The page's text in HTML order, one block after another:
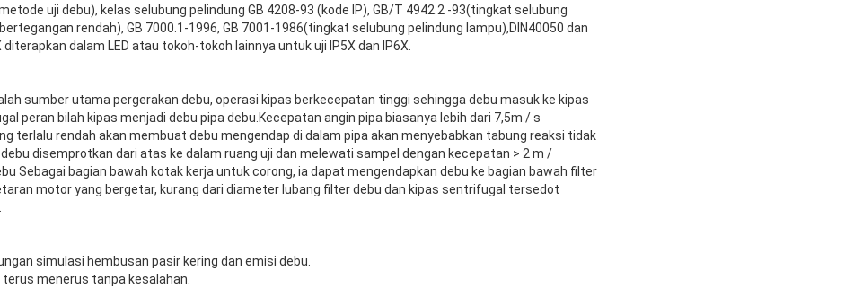
uji debu), kelas selubung pelindung GB 4208-93 (kode IP), GB/T 4942.2 -93(tingkat selubung
rendah), GB 7000.1-1996, GB 7001-1986(tingkat selubung pelindung lampu),DIN40050 dan
diterapkan dalam LED atau tokoh-tokoh lainnya untuk uji IP5X dan IP6X.
sumber utama pergerakan debu, operasi kipas berkecepatan tinggi sehingga debu masuk ke kipas
peran bilah kipas menjadi debu pipa debu.Kecepatan angin pipa biasanya lebih dari 7,5m / s
terlalu rendah akan membuat debu mengendap di dalam pipa akan menyebabkan tabung reaksi tidak
disemprotkan dari atas ke dalam ruang uji dan melewati sampel dengan kecepatan > 2 m /
Sebagai bagian bawah kotak kerja untuk corong, ia dapat mengendapkan debu ke bagian bawah filter
motor yang bergetar, kurang dari diameter lubang filter debu dan kipas sentrifugal tersedot
simulasi hembusan pasir kering dan emisi debu.
terus menerus tanpa kesalahan.